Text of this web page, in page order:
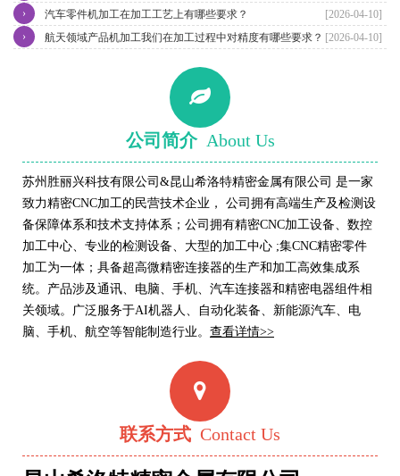
[2026-04-10]
汽车零件机加工在加工工艺上有哪些要求？
›
[2026-04-10]
航天领域产品机加工我们在加工过程中对精度有哪些要求？
›
公司简介 About Us
苏州胜丽兴科技有限公司&昆山希洛特精密金属有限公司 是一家
致力精密CNC加工的民营技术企业， 公司拥有高端生产及检测设
备保障体系和技术支持体系；公司拥有精密CNC加工设备、数控
加工中心、专业的检测设备、大型的加工中心 ;集CNC精密零件
加工为一体；具备超高微精密连接器的生产和加工高效集成系
统。产品涉及通讯、电脑、手机、汽车连接器和精密电器组件相
关领域。广泛服务于AI机器人
、自动化装备 新能源汽车、电
脑、手机、航空等智能制造行业。 查看详情>>
联系方式 Contact Us